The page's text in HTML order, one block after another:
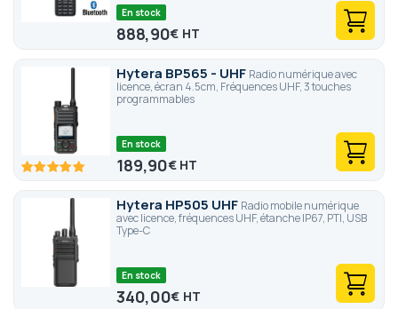
En stock
888,90€
Hytera BP565 - UHF Radio numérique avec
licence, écran 4.5cm, Fréquences UHF, 3 touches
programmables
100 100
En stock
189,90€
Hytera HP505 UHF Radio mobile numérique
avec licence, fréquences UHF, étanche IP67, PTI, USB
Type-C
En stock
340,00€